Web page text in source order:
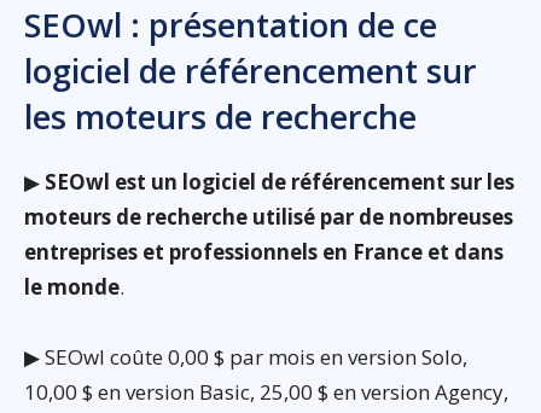
SEOwl : présentation de ce
logiciel de référencement sur
les moteurs de recherche
▶ SEOwl est un logiciel de référencement sur les
moteurs de recherche utilisé par de nombreuses
entreprises et professionnels en France et dans
le monde.
▶ SEOwl coûte 0,00 $ par mois en version Solo,
10,00 $ en version Basic, 25,00 $ en version Agency,